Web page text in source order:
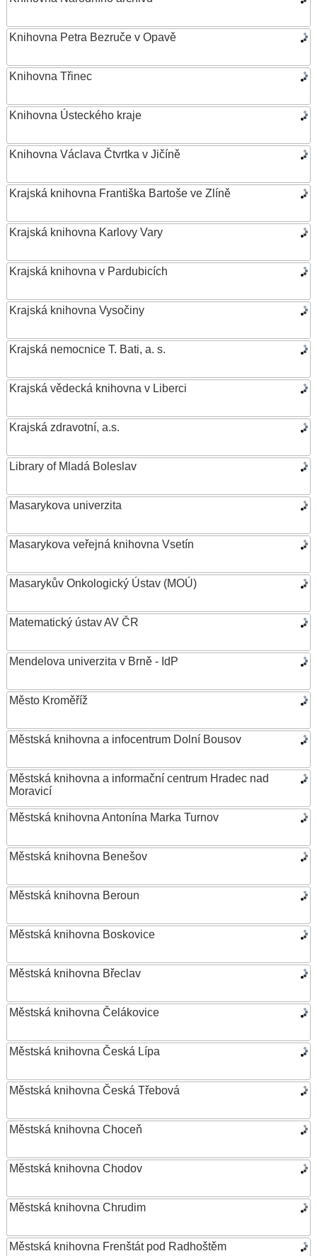
Knihovna Petra Bezruče v Opavě
Knihovna Třinec
Knihovna Ústeckého kraje
Knihovna Václava Čtvrtka v Jičíně
Krajská knihovna Františka Bartoše ve Zlíně
Krajská knihovna Karlovy Vary
Krajská knihovna v Pardubicích
Krajská knihovna Vysočiny
Krajská nemocnice T. Bati, a. s.
Krajská vědecká knihovna v Liberci
Krajská zdravotní, a.s.
Library of Mladá Boleslav
Masarykova univerzita
Masarykova veřejná knihovna Vsetín
Masarykův Onkologický Ústav (MOÚ)
Matematický ústav AV ČR
Mendelova univerzita v Brně - IdP
Město Kroměříž
Městská knihovna a infocentrum Dolní Bousov
Městská knihovna a informační centrum Hradec nad
Moravicí
Městská knihovna Antonína Marka Turnov
Městská knihovna Benešov
Městská knihovna Beroun
Městská knihovna Boskovice
Městská knihovna Břeclav
Městská knihovna Čelákovice
Městská knihovna Česká Lípa
Městská knihovna Česká Třebová
Městská knihovna Choceň
Městská knihovna Chodov
Městská knihovna Chrudim
Městská knihovna Frenštát pod Radhoštěm